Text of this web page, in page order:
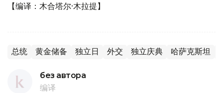
【编译：木合塔尔·木拉提】
总统 黄金储备 独立日 外交 独立庆典 哈萨克斯坦
без автора
编译